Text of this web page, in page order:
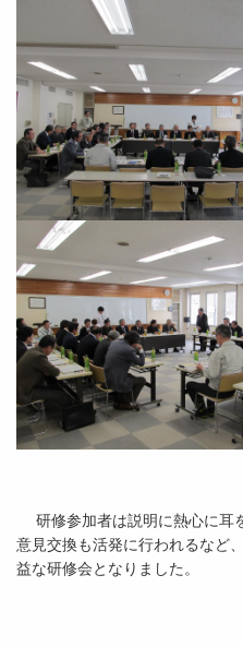
研修参加者は説明に熱心に耳
意見交換も活発に行われるなど
益な研修会となりました。